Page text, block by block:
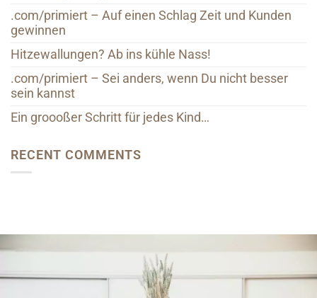
.com/primiert – Auf einen Schlag Zeit und Kunden
gewinnen
Hitzewallungen? Ab ins kühle Nass!
.com/primiert – Sei anders, wenn Du nicht besser
sein kannst
Ein groooßer Schritt für jedes Kind…
RECENT COMMENTS